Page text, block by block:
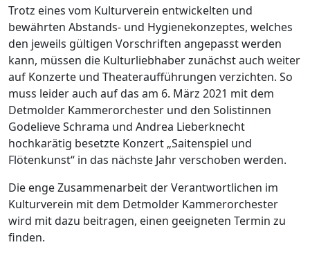
Trotz eines vom Kulturverein entwickelten und
bewährten Abstands- und Hygienekonzeptes, welches
den jeweils gültigen Vorschriften angepasst werden
kann, müssen die Kulturliebhaber zunächst auch weiter
auf Konzerte und Theateraufführungen verzichten. So
muss leider auch auf das am 6. März 2021 mit dem
Detmolder Kammerorchester und den Solistinnen
Godelieve Schrama und Andrea Lieberknecht
hochkarätig besetzte Konzert „Saitenspiel und
Flötenkunst“ in das nächste Jahr verschoben werden.
Die enge Zusammenarbeit der Verantwortlichen im
Kulturverein mit dem Detmolder Kammerorchester
wird mit dazu beitragen, einen geeigneten Termin zu
finden.